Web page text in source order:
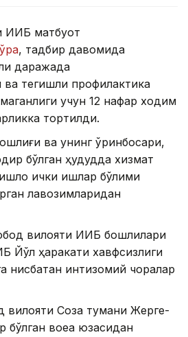
ИИБ матбуот
, тадбир давомида
даражада
ва тегишли профилактика
учун 12 нафар ходим
тортилди.
ва унинг ўринбосари,
бўлган ҳудудда хизмат
ички ишлар бўлими
лавозимларидан
вилояти ИИБ бошлиқлари
Йўл ҳаракати хавфсизлиги
нисбатан интизомий чоралар
вилояти Созақ тумани Жерге-
бўлган воқеа юзасидан